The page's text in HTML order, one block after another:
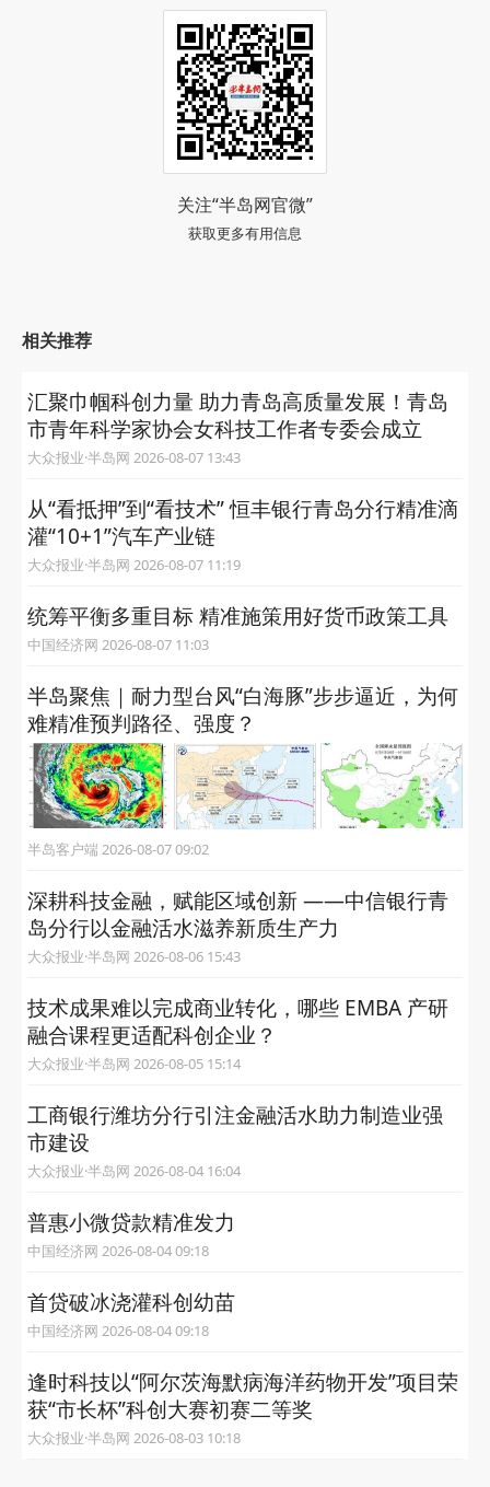
关注“半岛网官微”
获取更多有用信息
相关推荐
汇聚巾帼科创力量 助力青岛高质量发展！青岛
市青年科学家协会女科技工作者专委会成立
大众报业·半岛网 2026-08-07 13:43
从“看抵押”到“看技术” 恒丰银行青岛分行精准滴
灌“10+1”汽车产业链
大众报业·半岛网 2026-08-07 11:19
统筹平衡多重目标 精准施策用好货币政策工具
中国经济网 2026-08-07 11:03
半岛聚焦｜耐力型台风“白海豚”步步逼近，为何
难精准预判路径、强度？
半岛客户端 2026-08-07 09:02
深耕科技金融，赋能区域创新 ——中信银行青
岛分行以金融活水滋养新质生产力
大众报业·半岛网 2026-08-06 15:43
技术成果难以完成商业转化，哪些 EMBA 产研
融合课程更适配科创企业？
大众报业·半岛网 2026-08-05 15:14
工商银行潍坊分行引注金融活水助力制造业强
市建设
大众报业·半岛网 2026-08-04 16:04
普惠小微贷款精准发力
中国经济网 2026-08-04 09:18
首贷破冰浇灌科创幼苗
中国经济网 2026-08-04 09:18
逢时科技以“阿尔茨海默病海洋药物开发”项目荣
获“市长杯”科创大赛初赛二等奖
大众报业·半岛网 2026-08-03 10:18